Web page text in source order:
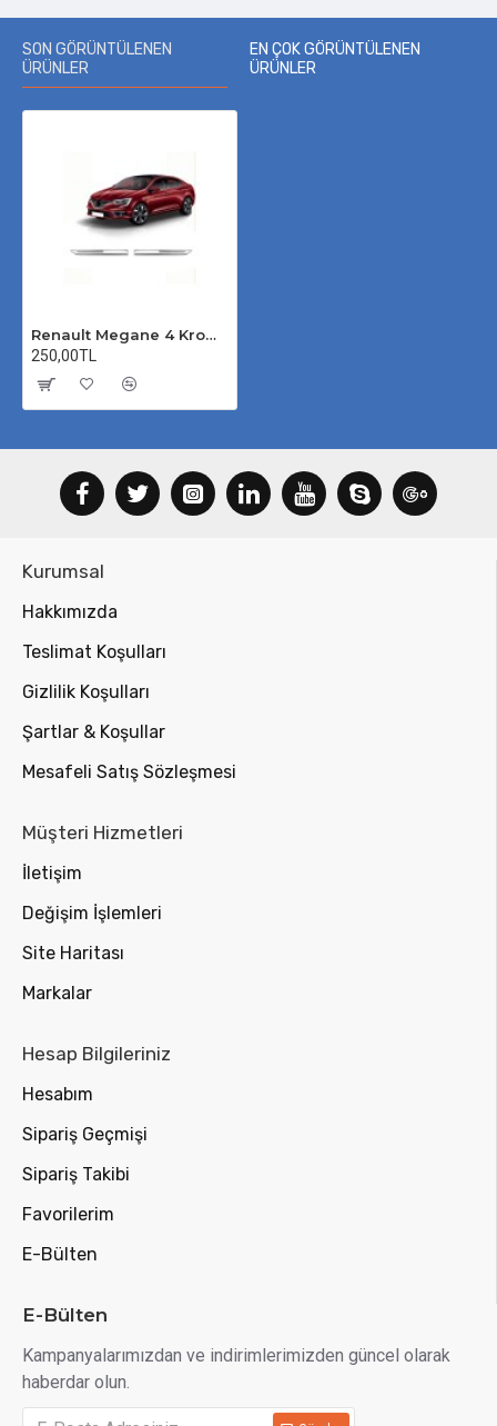
SON GÖRÜNTÜLENEN
ÜRÜNLER
EN ÇOK GÖRÜNTÜLENEN
ÜRÜNLER
Renault Megane 4 Krom Yan Çamurluk 2016-2020 Uyumlu
250,00TL
Kurumsal
Hakkımızda
Teslimat Koşulları
Gizlilik Koşulları
Şartlar & Koşullar
Mesafeli Satış Sözleşmesi
Müşteri Hizmetleri
İletişim
Değişim İşlemleri
Site Haritası
Markalar
Hesap Bilgileriniz
Hesabım
Sipariş Geçmişi
Sipariş Takibi
Favorilerim
E-Bülten
E-Bülten
Kampanyalarımızdan ve indirimlerimizden güncel olarak
haberdar olun.